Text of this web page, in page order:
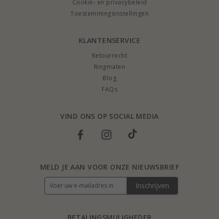
Cookie- en privacybeleid
Toestemmingsinstellingen
KLANTENSERVICE
Retourrecht
Ringmaten
Blog
FAQs
VIND ONS OP SOCIAL MEDIA
BETALINGSMULIGHEDER
MELD JE AAN VOOR ONZE NIEUWSBRIEF
Inschrijven